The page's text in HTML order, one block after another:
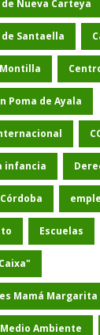
Nueva Carteya
Santaella
Montilla
Poma de Ayala
infancia
Escuelas
Mamá Margarita
Medio Ambiente